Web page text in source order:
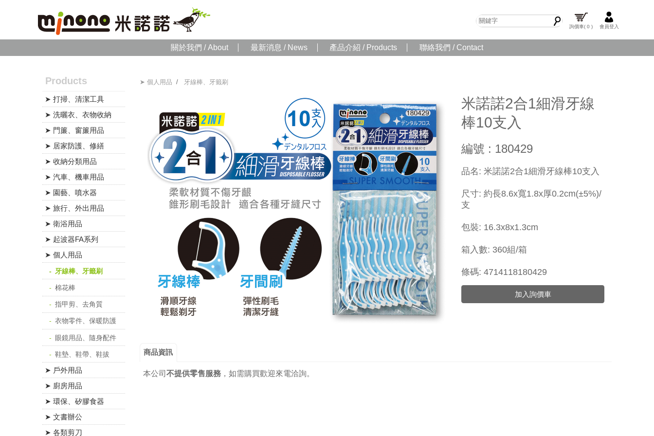
詢價車( 0 ) 會員登入
關於我們 / About 最新消息 / News 產品介紹 / Products 聯絡我們 / Contact
Products
➤ 打掃、清潔工具
➤ 洗曬衣、衣物收納
➤ 門簾、窗簾用品
➤ 居家防護、修繕
➤ 收納分類用品
➤ 汽車、機車用品
➤ 園藝、噴水器
➤ 旅行、外出用品
➤ 衛浴用品
➤ 起波器FA系列
➤ 個人用品
牙線棒、牙籤刷
棉花棒
指甲剪、去角質
衣物零件、保暖防護
眼鏡用品、隨身配件
鞋墊、鞋帶、鞋拔
➤ 戶外用品
➤ 廚房用品
➤ 環保、矽膠食器
➤ 文書辦公
➤ 各類剪刀
➤ 個人用品 / 牙線棒、牙籤刷
米諾諾2合1細滑牙線
棒10支入
編號 : 180429
品名: 米諾諾2合1細滑牙線棒10支入
尺寸: 約長8.6x寬1.8x厚0.2cm(±5%)/
支
包裝: 16.3x8x1.3cm
箱入數: 360組/箱
條碼: 4714118180429
加入詢價車
商品資訊
本公司不提供零售服務 ，如需購買歡迎來電洽詢。